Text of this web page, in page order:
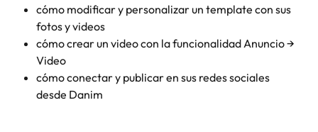
cómo modificar y personalizar un template con sus
fotos y videos
cómo crear un video con la funcionalidad Anuncio →
Video
cómo conectar y publicar en sus redes sociales
desde Danim